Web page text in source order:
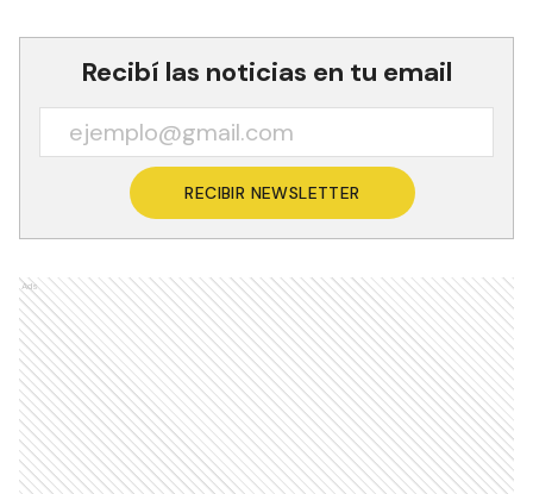
Recibí las noticias en tu email
RECIBIR NEWSLETTER
Ads